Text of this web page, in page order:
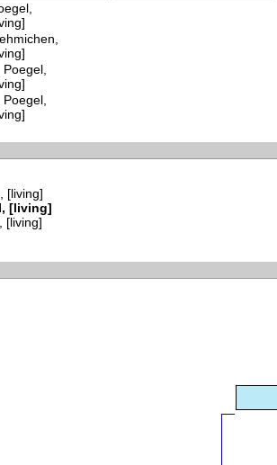
Poegel,
Poegel,
[living]
[living]
[living]